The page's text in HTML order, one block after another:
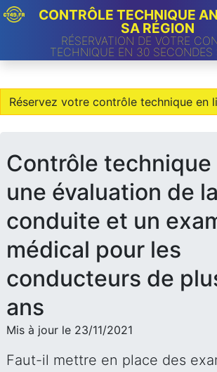
CONTRÔLE TECHNIQUE
SA RÉGION
RÉSERVATION DE VOTRE
TECHNIQUE EN 30 SECONDES
Réservez votre contrôle technique en
Contrôle technique
une évaluation de la
conduite et un
médical pour les
conducteurs de
ans
Mis à jour le 23/11/2021
Faut-il mettre en place des